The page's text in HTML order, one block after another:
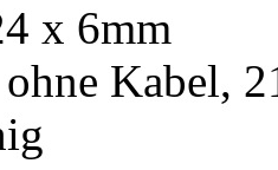
x 6mm
Kabel,